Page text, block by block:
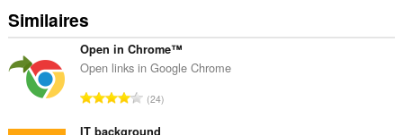
in
the
tray.
Cette
extension
accéder
Similaires
Open in Chrome™
Open links in Google Chrome
N24